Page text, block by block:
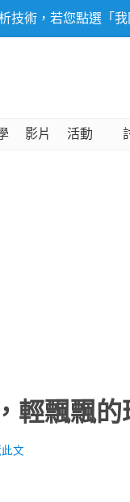
技術，若您點選「
影片 活動
輕飄飄
文